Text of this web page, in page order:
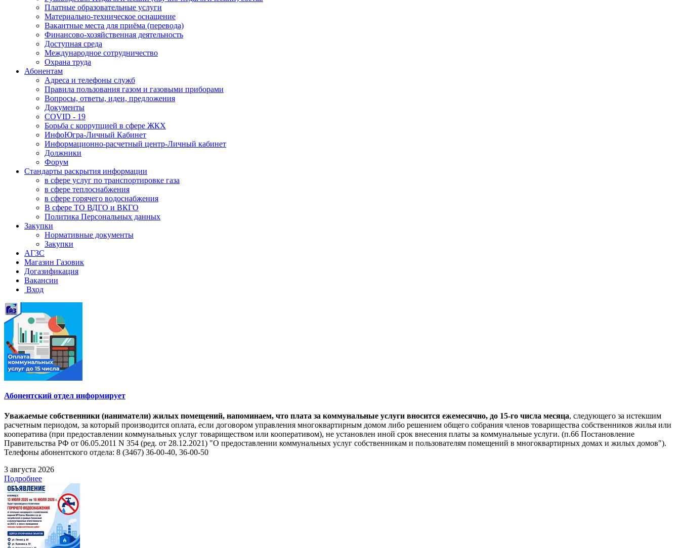
Платные образовательные услуги
Материально-техническое оснащение
Вакантные места для приёма (перевода)
Финансово-хозяйственная деятельность
Доступная среда
Международное сотрудничество
Охрана труда
Абонентам
Адреса и телефоны служб
Правила пользования газом и газовыми приборами
Вопросы, ответы, идеи, предложения
Документы
COVID - 19
Борьба с коррупцией в сфере ЖКХ
ИнфоЮгра-Личный Кабинет
Информационно-расчетный центр-Личный кабинет
Должники
Форум
Стандарты раскрытия информации
в сфере услуг по транспортировке газа
в сфере теплоснабжения
в сфере горячего водоснабжения
В сфере ТО ВДГО и ВКГО
Политика Персональных данных
Закупки
Нормативные документы
Закупки
АГЗС
Магазин Газовик
Догазификация
Вакансии
Вход
Абонентский отдел информирует
Уважаемые собственники (наниматели) жилых помещений, напоминаем, что плата за коммунальные услуги вносится ежемесячно, до 15-го числа месяца, следующего за истекшим
расчетным периодом, за который производится оплата, если договором управления многоквартирным домом либо решением общего собрания членов товарищества собственников жилья или
кооператива (при предоставлении коммунальных услуг товариществом или кооперативом), не установлен иной срок внесения платы за коммунальные услуги. (п.66 Постановление
Правительства РФ от 06.05.2011 N 354 (ред. от 28.12.2021) "О предоставлении коммунальных услуг собственникам и пользователям помещений в многоквартирных домах и жилых домов").
Телефоны абонентского отдела: 8 (3467) 36-00-40, 36-00-50
3 августа 2026
Подробнее